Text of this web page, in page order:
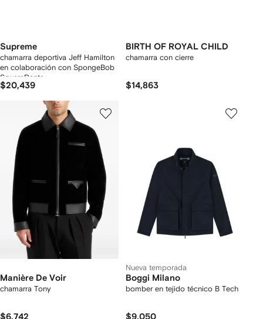
Supreme
chamarra deportiva Jeff Hamilton
en colaboración con SpongeBob
SquarePants
$20,439
BIRTH OF ROYAL CHILD
chamarra con cierre
$14,863
Manière De Voir
chamarra Tony
$6,742
Nueva temporada
Boggi Milano
bomber en tejido técnico B Tech
$9,050